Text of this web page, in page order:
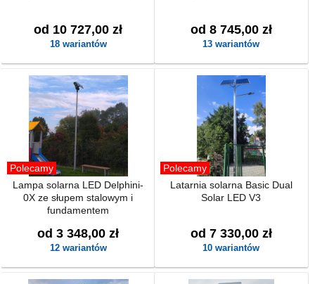
od 10 727,00 zł
18 wariantów
od 8 745,00 zł
13 wariantów
Polecamy
Lampa solarna LED Delphini-
0X ze słupem stalowym i
fundamentem
od 3 348,00 zł
12 wariantów
Polecamy
Latarnia solarna Basic Dual
Solar LED V3
od 7 330,00 zł
10 wariantów